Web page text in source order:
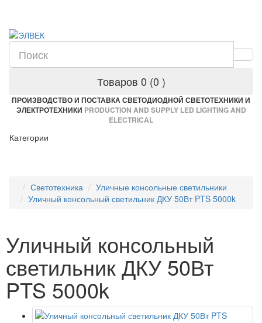
Товаров 0 (0 )
ПРОИЗВОДСТВО И ПОСТАВКА СВЕТОДИОДНОЙ СВЕТОТЕХНИКИ И
ЭЛЕКТРОТЕХНИКИ PRODUCTION AND SUPPLY LED LIGHTING AND
ELECTRICAL
Категории
Светотехника
Уличные консольные светильники
Уличный консольный светильник ДКУ 50Вт PTS 5000k
Уличный консольный
светильник ДКУ 50Вт
PTS 5000k